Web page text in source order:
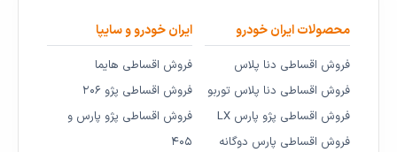
محصولات ایران خودرو
فروش اقساطی دنا پلاس
فروش اقساطی دنا پلاس توربو
فروش اقساطی پژو پارس LX
فروش اقساطی پارس دوگانه
ایران خودرو و سایپا
فروش اقساطی هایما
فروش اقساطی پژو ۲۰۶
فروش اقساطی پژو پارس و
۴۰۵